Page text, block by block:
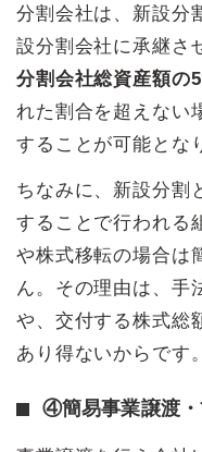
分割会社は、新設分
設分割会社に承継さ
分割会社総資産額の
れた割合を超えない
することが可能とな
ちなみに、新設分割
することで行われる
や株式移転の場合は
ん。その理由は、手
や、交付する株式総
あり得ないからです。
④簡易事業譲渡・